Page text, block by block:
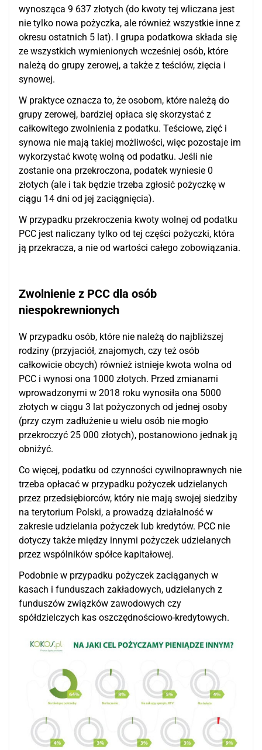
wynosząca 9 637 złotych (do kwoty tej wliczana jest
nie tylko nowa pożyczka, ale również wszystkie inne z
okresu ostatnich 5 lat). I grupa podatkowa składa się
ze wszystkich wymienionych wcześniej osób, które
należą do grupy zerowej, a także z teściów, zięcia i
synowej.
W praktyce oznacza to, że osobom, które należą do
grupy zerowej, bardziej opłaca się skorzystać z
całkowitego zwolnienia z podatku. Teściowe, zięć i
synowa nie mają takiej możliwości, więc pozostaje im
wykorzystać kwotę wolną od podatku. Jeśli nie
zostanie ona przekroczona, podatek wyniesie 0
złotych (ale i tak będzie trzeba zgłosić pożyczkę w
ciągu 14 dni od jej zaciągnięcia).
W przypadku przekroczenia kwoty wolnej od podatku
PCC jest naliczany tylko od tej części pożyczki, która
ją przekracza, a nie od wartości całego zobowiązania.
Zwolnienie z PCC dla osób
niespokrewnionych
W przypadku osób, które nie należą do najbliższej
rodziny (przyjaciół, znajomych, czy też osób
całkowicie obcych) również istnieje kwota wolna od
PCC i wynosi ona 1000 złotych. Przed zmianami
wprowadzonymi w 2018 roku wynosiła ona 5000
złotych w ciągu 3 lat pożyczonych od jednej osoby
(przy czym zadłużenie u wielu osób nie mogło
przekroczyć 25 000 złotych), postanowiono jednak ją
obniżyć.
Co więcej, podatku od czynności cywilnoprawnych nie
trzeba opłacać w przypadku pożyczek udzielanych
przez przedsiębiorców, który nie mają swojej siedziby
na terytorium Polski, a prowadzą działalność w
zakresie udzielania pożyczek lub kredytów. PCC nie
dotyczy także między innymi pożyczek udzielanych
przez wspólników spółce kapitałowej.
Podobnie w przypadku pożyczek zaciąganych w
kasach i funduszach zakładowych, udzielanych z
funduszów związków zawodowych czy
spółdzielczych kas oszczędnościowo-kredytowych.